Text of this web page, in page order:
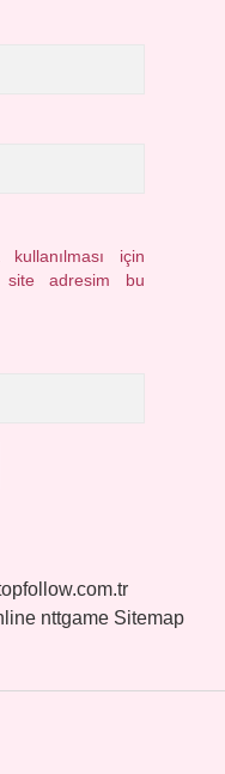
için
site adresim bu
nttgame Sitemap